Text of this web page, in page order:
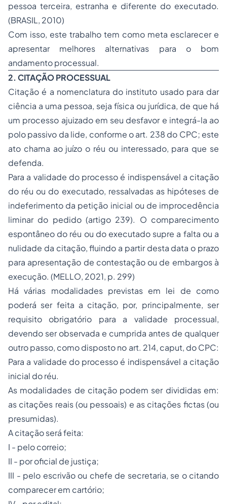
pessoa terceira, estranha e diferente do executado.
(BRASIL, 2010)
Com isso, este trabalho tem como meta esclarecer e
apresentar melhores alternativas para o bom
andamento processual.
2. CITAÇÃO PROCESSUAL
Citação é a nomenclatura do instituto usado para dar
ciência a uma pessoa, seja física ou jurídica, de que há
um processo ajuizado em seu desfavor e integrá-la ao
polo passivo da lide, conforme o art. 238 do CPC; este
ato chama ao juízo o réu ou interessado, para que se
defenda.
Para a validade do processo é indispensável a citação
do réu ou do executado, ressalvadas as hipóteses de
indeferimento da petição inicial ou de improcedência
liminar do pedido (artigo 239). O comparecimento
espontâneo do réu ou do executado supre a falta ou a
nulidade da citação, fluindo a partir desta data o prazo
para apresentação de contestação ou de embargos à
execução. (MELLO, 2021, p. 299)
Há várias modalidades previstas em lei de como
poderá ser feita a citação, por, principalmente, ser
requisito obrigatório para a validade processual,
devendo ser observada e cumprida antes de qualquer
outro passo, como disposto no art. 214, caput, do CPC:
Para a validade do processo é indispensável a citação
inicial do réu.
As modalidades de citação podem ser divididas em:
as citações reais (ou pessoais) e as citações fictas (ou
presumidas).
A citação será feita:
I - pelo correio;
II - por oficial de justiça;
III - pelo escrivão ou chefe de secretaria, se o citando
comparecer em cartório;